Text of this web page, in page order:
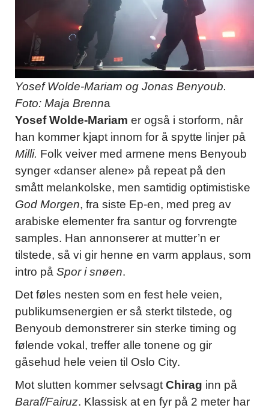
Yosef Wolde-Mariam og Jonas Benyoub.
Foto: Maja Brenna
Yosef Wolde-Mariam er også i storform, når
han kommer kjapt innom for å spytte linjer på
Milli. Folk veiver med armene mens Benyoub
synger «danser alene» på repeat på den
smått melankolske, men samtidig optimistiske
God Morgen, fra siste Ep-en, med preg av
arabiske elementer fra santur og forvrengte
samples. Han annonserer at mutter’n er
tilstede, så vi gir henne en varm applaus, som
intro på Spor i snøen.
Det føles nesten som en fest hele veien,
publikumsenergien er så sterkt tilstede, og
Benyoub demonstrerer sin sterke timing og
følende vokal, treffer alle tonene og gir
gåsehud hele veien til Oslo City.
Mot slutten kommer selvsagt Chirag inn på
Baraf/Fairuz. Klassisk at en fyr på 2 meter har